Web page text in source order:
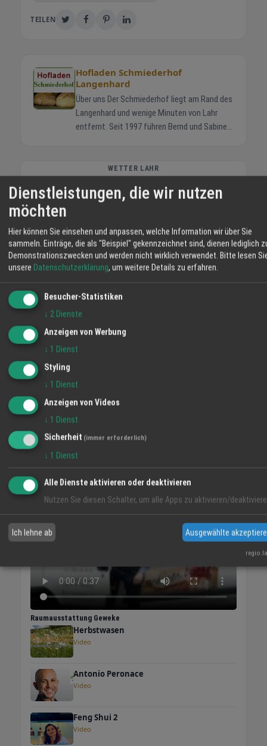
TEILEN
Hofladen Schmiederhof
Langenhard
Über uns Der Schmiederhof liegt am Rand des
Langenhard und wenige Minuten von Lahr
entfernt. Seit 1997 führen Bernd und Sabine
Rinder stehen in Mutterkuhhaltung auf
langsam heran und Sie erhalten Produkte mit
Eier, Brot, Obst und weitere Erzeugnisse aus
eigener Landwirtschaft. Mit Ihrem Einkauf
stärken Sie regionale Betriebe und
Flächen. Auf dem Schmiederhof erleben Sie
eingebunden in die Umgebung arbeitet. Ihre
Familie vom Hofladen Schmiederhof
Langenhard
WETTER LAHR
27 °C
Klarer Himmel
06:12 21 % NO 11 km/h 20:55
SO
36° / 20°
MO
35° / 21°
DI
VIDEO-TIPP
Raumausstattung Geweke
Herbstwasen
Video
Antonio Peronace
Video
Feng Shui 2
Video
Dienstleistungen, die wir nutzen
möchten
Hier können Sie einsehen und anpassen, welche Information wir über Sie
sammeln. Einträge, die als "Beispiel" gekennzeichnet sind, dienen lediglich
Demonstrationszwecken und werden nicht wirklich verwendet. Bitte lesen
unsere Datenschutzerklärung, um weitere Details zu erfahren.
Besucher-Statistiken
↓ 2 Dienste
Anzeigen von Werbung
↓ 1 Dienst
Styling
↓ 1 Dienst
Anzeigen von Videos
↓ 1 Dienst
Sicherheit (immer erforderlich)
↓ 1 Dienst
Alle Dienste aktivieren oder deaktivieren
Nutzen Sie diesen Schalter, um alle Apps zu aktivieren/
Ich lehne ab Ausgewählte